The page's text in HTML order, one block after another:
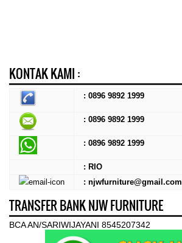
KONTAK KAMI :
: 0896 9892 1999
: 0896 9892 1999
: 0896 9892 1999
: RIO
: njwfurniture@gmail.com
TRANSFER BANK NJW FURNITURE
BCA AN/SARIWIJAYANI 8545207342